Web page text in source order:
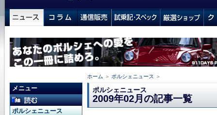
ホーム ＞ ポルシェニュース ＞
ポルシェニュース
2009年02月の記事一覧
メニュー
ポルシェニュース